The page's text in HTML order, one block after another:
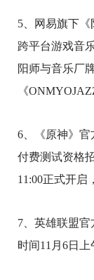
5、网易旗下
跨平台游戏音
阳师与音乐厂
《
6、《原神》官
付费测试资格
11:00正式开启
7、英雄联盟
时间11月6日